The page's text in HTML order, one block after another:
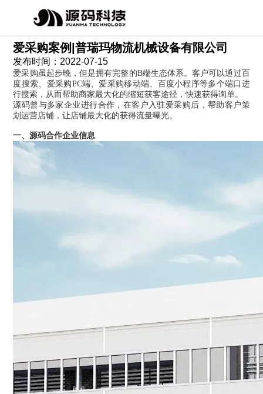
全部新闻 企业公告
爱采购案例|普瑞玛物流机械设备有限公司
发布时间：2022-07-15
爱采购虽起步晚，但是拥有完整的B端生态体系。客户可以通过百
度搜索、爱采购PC端、爱采购移动端、百度小程序等多个端口进
行搜索，从而帮助商家最大化的缩短获客途径，快速获得询单。
源码曾与多家企业进行合作，在客户入驻爱采购后，帮助客户策
划运营店铺，让店铺最大化的获得流量曝光。
一、源码合作企业信息